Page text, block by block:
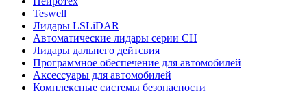
Teswell
Лидары LSLiDAR
Автоматические лидары серии CH
Лидары дальнего дейтсвия
Программное обеспечение для автомобилей
Аксессуары для автомобилей
Комплексные системы безопасности